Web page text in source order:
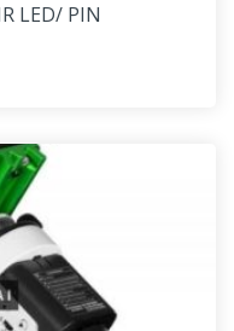
LED/ PIN